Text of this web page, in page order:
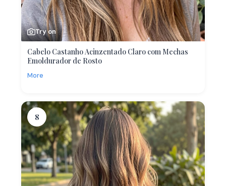
Try on
Cabelo Castanho Acinzentado Claro com Mechas
Emoldurador de Rosto
More
8